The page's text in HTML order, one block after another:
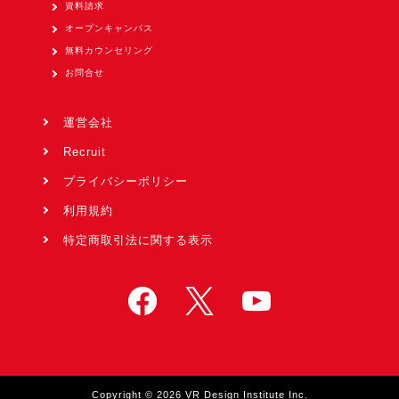
資料請求
オープンキャンパス
無料カウンセリング
お問合せ
運営会社
Recruit
プライバシーポリシー
利用規約
特定商取引法に関する表示
Copyright © 2026 VR Design Institute Inc.